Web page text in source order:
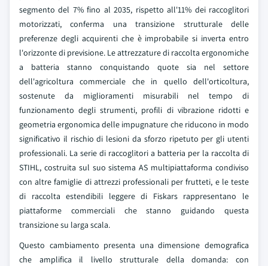
segmento del 7% fino al 2035, rispetto all'11% dei raccoglitori
motorizzati, conferma una transizione strutturale delle
preferenze degli acquirenti che è improbabile si inverta entro
l'orizzonte di previsione. Le attrezzature di raccolta ergonomiche
a batteria stanno conquistando quote sia nel settore
dell'agricoltura commerciale che in quello dell'orticoltura,
sostenute da miglioramenti misurabili nel tempo di
funzionamento degli strumenti, profili di vibrazione ridotti e
geometria ergonomica delle impugnature che riducono in modo
significativo il rischio di lesioni da sforzo ripetuto per gli utenti
professionali. La serie di raccoglitori a batteria per la raccolta di
STIHL, costruita sul suo sistema AS multipiattaforma condiviso
con altre famiglie di attrezzi professionali per frutteti, e le teste
di raccolta estendibili leggere di Fiskars rappresentano le
piattaforme commerciali che stanno guidando questa
transizione su larga scala.
Questo cambiamento presenta una dimensione demografica
che amplifica il livello strutturale della domanda: con